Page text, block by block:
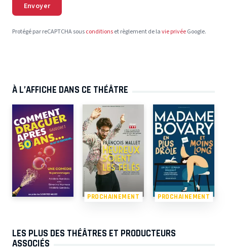
Envoyer
Protégé par reCAPTCHA sousconditionset règlement de lavie privéeGoogle.
À L’AFFICHE DANS CE THÉÂTRE
PROCHAINEMENT PROCHAINEMENT
LES PLUS DES THÉÂTRES ET PRODUCTEURS
ASSOCIÉS